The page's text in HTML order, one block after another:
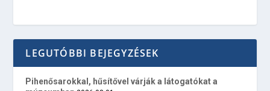
LEGUTÓBBI BEJEGYZÉSEK
Pihenősarokkal, hűsítővel várják a látogatókat a